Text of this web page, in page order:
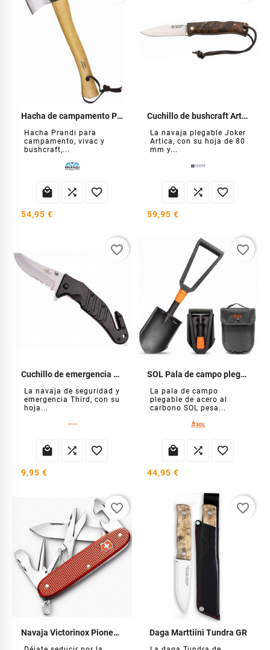
Hacha de campamento Prandi Brut
Hacha Prandi para
campamento, vivac y
bushcraft,...
  
54,95 €
Cuchillo de bushcraft Artica
La navaja plegable Joker
Artica, con su hoja de 80
mm y...
  
59,95 €
Cuchillo de emergencia y seguridad.
La navaja de seguridad y
emergencia Third, con su
hoja...
  
9,95 €
favorite_border
SOL Pala de campo plegable
La pala de campo
plegable de acero al
carbono SOL pesa...
  
44,95 €
favorite_border
Navaja Victorinox Pioneer X EL 2025
favorite_border
Daga Marttiini Tundra GR
favorite_border